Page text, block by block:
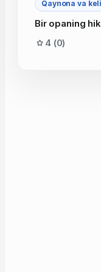
Qaynona va
Bir opaning
4 (0)